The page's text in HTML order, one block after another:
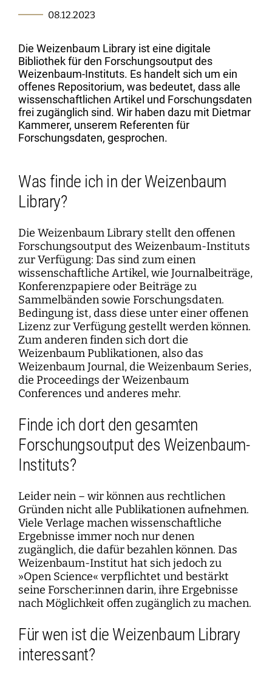
Propaganda
Lokale digitale Öffentlichkeiten
Digitalisierung und Öffnung der Wissenschaft
Bildung für die digitale Welt
Sicherheit und Transparenz digitaler
Prozesse
Technik, Macht und Herrschaft
Forschungssynthesen
Weizenbaum Panel
Methodenlab
Forschende
Principal Investigators
Fellowships
WEITERE SEITEN
Forschungsprojekte
Open-Access-Publikationsfonds
Pizza und...
Policy Roundtables
Jahresberichte
Weizenbaum Library
Weizenbaum-Filmnacht
DigiMeet
Institut
Principal Investigators
Institutsrat
Kuratorium
Beirat
Netzwerk
Kommunikation
Personal
Finanzen
IT
Karriereförderung
Fellowships
Presse
Newsletter
08.12.2023
Die Weizenbaum Library ist eine digitale
Bibliothek für den Forschungsoutput des
Weizenbaum-Instituts. Es handelt sich um ein
offenes Repositorium, was bedeutet, dass alle
wissenschaftlichen Artikel und Forschungsdaten
frei zugänglich sind. Wir haben dazu mit Dietmar
Kammerer, unserem Referenten für
Forschungsdaten, gesprochen.
Was finde ich in der Weizenbaum
Library?
Die Weizenbaum Library stellt den offenen
Forschungsoutput des Weizenbaum-Instituts
zur Verfügung: Das sind zum einen
wissenschaftliche Artikel, wie Journalbeiträge,
Konferenzpapiere oder Beiträge zu
Sammelbänden sowie Forschungsdaten.
Bedingung ist, dass diese unter einer offenen
Lizenz zur Verfügung gestellt werden können.
Zum anderen finden sich dort die
Weizenbaum Publikationen, also das
Weizenbaum Journal, die Weizenbaum Series,
die Proceedings der Weizenbaum
Conferences und anderes mehr.
Finde ich dort den gesamten
Forschungsoutput des Weizenbaum-
Instituts?
Leider nein – wir können aus rechtlichen
Gründen nicht alle Publikationen aufnehmen.
Viele Verlage machen wissenschaftliche
Ergebnisse immer noch nur denen
zugänglich, die dafür bezahlen können. Das
Weizenbaum-Institut hat sich jedoch zu
»Open Science« verpflichtet und bestärkt
seine Forscher:innen darin, ihre Ergebnisse
nach Möglichkeit offen zugänglich zu machen.
Für wen ist die Weizenbaum Library
interessant?